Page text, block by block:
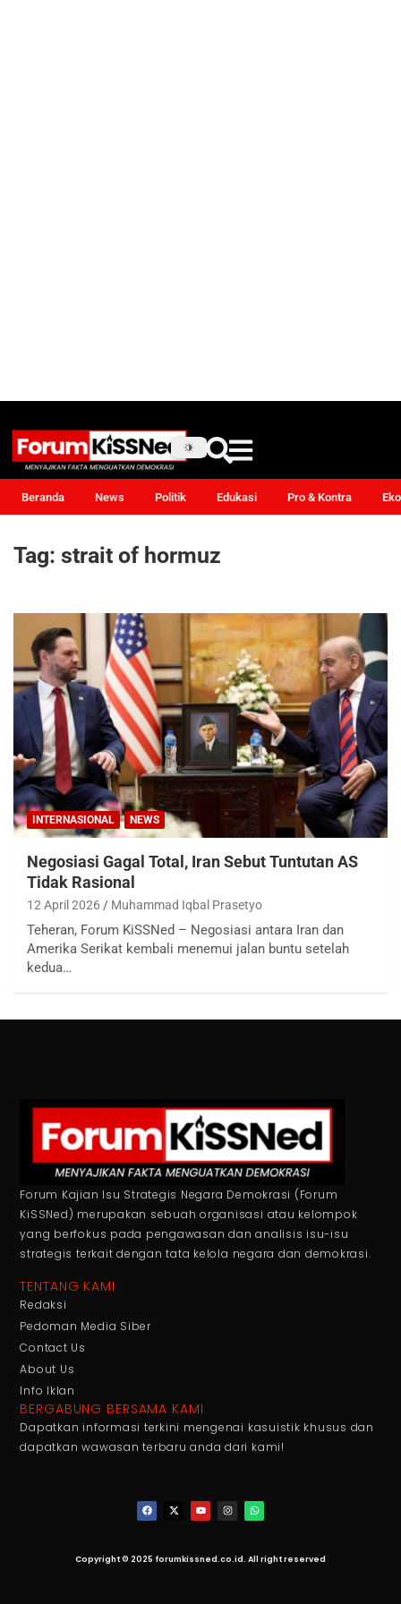
Beranda News Politik Edukasi Pro & Kontra
Tag: strait of hormuz
INTERNASIONAL NEWS
Negosiasi Gagal Total, Iran Sebut Tuntutan AS
Tidak Rasional
12 April 2026 Muhammad Iqbal Prasetyo
Teheran, Forum KiSSNed – Negosiasi antara Iran dan
Amerika Serikat kembali menemui jalan buntu setelah
kedua…
Forum Kajian Isu Strategis Negara Demokrasi (Forum
KiSSNed) merupakan sebuah organisasi atau kelompok
yang berfokus pada pengawasan dan analisis isu-isu
strategis terkait dengan tata kelola negara dan demokrasi.
TENTANG KAMI
Redaksi
Pedoman Media Siber
Contact Us
About Us
Info Iklan
BERGABUNG BERSAMA KAMI
Dapatkan informasi terkini mengenai kasuistik khusus dan
dapatkan wawasan terbaru anda dari kami!
Copyright © 2025 forumkissned.co.id. All right reserved